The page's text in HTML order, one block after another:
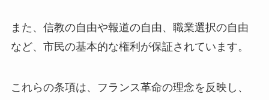
また、信教の自由や報道の自由、職業選択の自由
など、市民の基本的な権利が保証されています。
これらの条項は、フランス革命の理念を反映し、